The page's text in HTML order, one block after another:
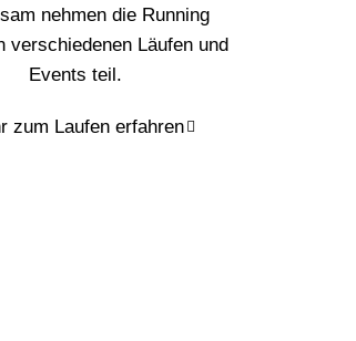
nehmen die Running
verschiedenen Läufen und
Events teil.
zum Laufen erfahren